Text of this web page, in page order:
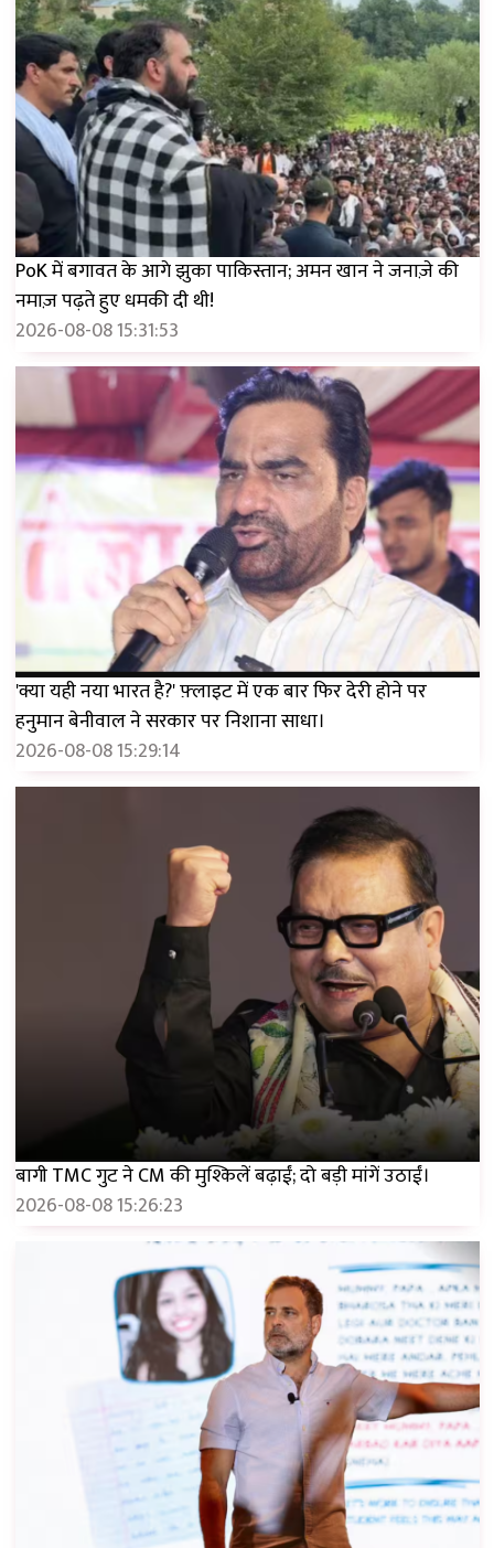
PoK में बगावत के आगे झुका पाकिस्तान; अमन खान ने जनाज़े की
नमाज़ पढ़ते हुए धमकी दी थी!
2026-08-08 15:31:53
'क्या यही नया भारत है?' फ़्लाइट में एक बार फिर देरी होने पर
हनुमान बेनीवाल ने सरकार पर निशाना साधा।
2026-08-08 15:29:14
बागी TMC गुट ने CM की मुश्किलें बढ़ाईं; दो बड़ी मांगें उठाईं।
2026-08-08 15:26:23